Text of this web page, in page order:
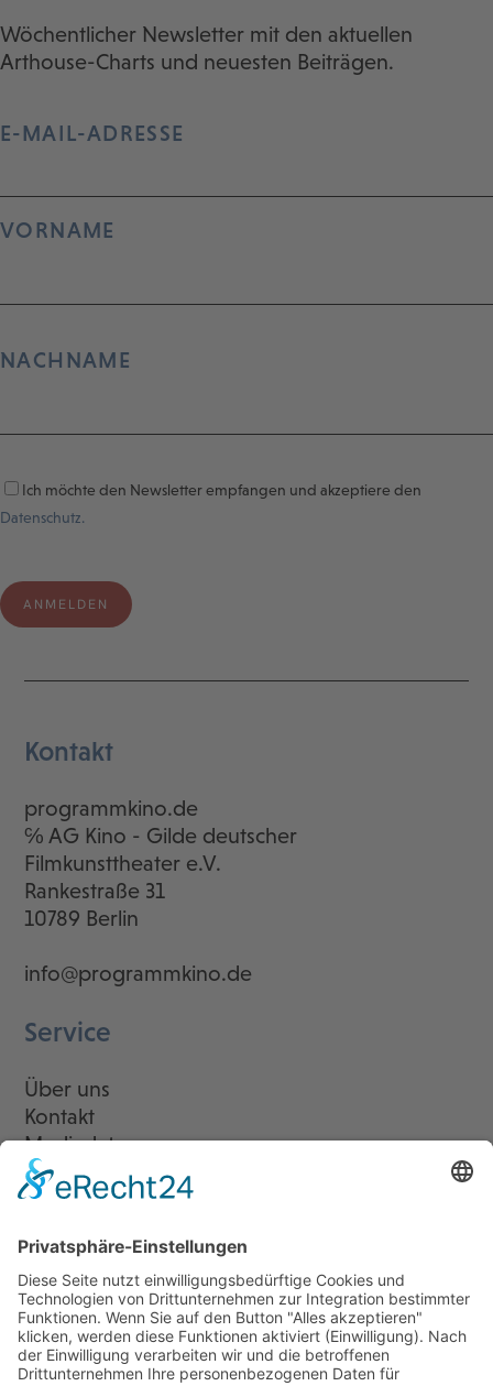
Wöchentlicher Newsletter mit den aktuellen
Arthouse-Charts und neuesten Beiträgen.
E-MAIL-ADRESSE
VORNAME
NACHNAME
Ich möchte den Newsletter empfangen und akzeptiere den
Datenschutz.
Kontakt
programmkino.de
℅ AG Kino - Gilde deutscher
Filmkunsttheater e.V.
Rankestraße 31
10789 Berlin
info@programmkino.de
Service
Über uns
Kontakt
Mediadaten
Newsletter
LogIn
Legal
Impressum
Datenschutzerklärung
Cookie-Einstellungen